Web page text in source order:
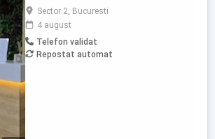
București Căutăm kinetoterapeut sau
asistent medical dedicat și pasionat,
dornic să se alăture echipei noastre într-un
mediu profesionist și prietenos. Ce
oferim? Program flexibil, în 2 ture: 08:00
Sector 2, Bucuresti
4 august
Telefon validat
Repostat automat